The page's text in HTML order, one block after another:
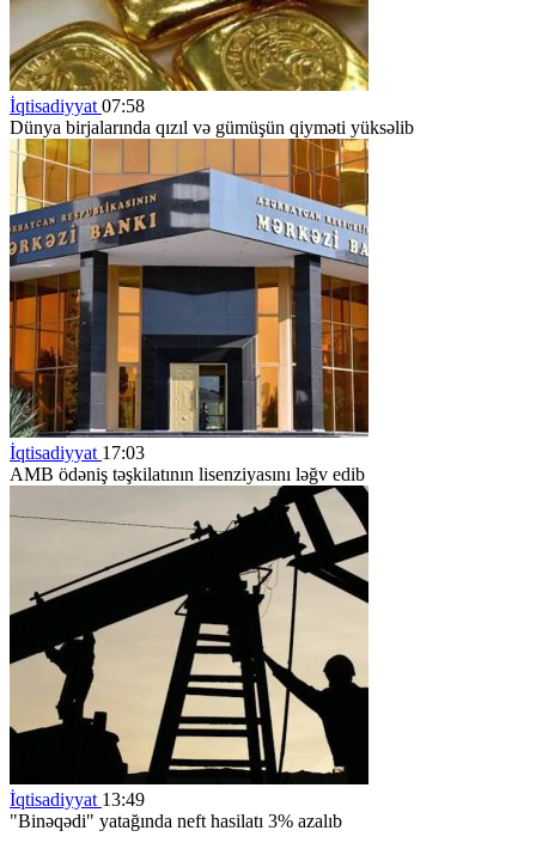
İqtisadiyyat 07:58
Dünya birjalarında qızıl və gümüşün qiyməti yüksəlib
İqtisadiyyat 17:03
AMB ödəniş təşkilatının lisenziyasını ləğv edib
İqtisadiyyat 13:49
"Binəqədi" yatağında neft hasilatı 3% azalıb